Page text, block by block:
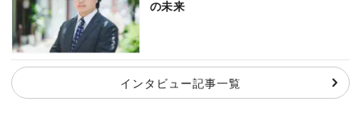
の未来
インタビュー記事一覧